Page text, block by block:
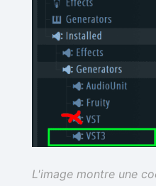
L'image montre une